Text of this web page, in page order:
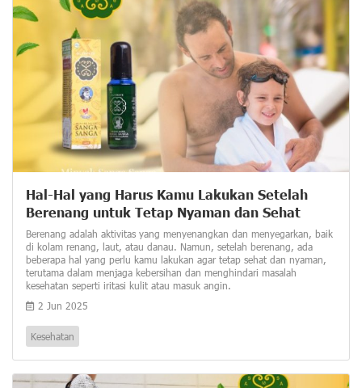
Hal-Hal yang Harus Kamu Lakukan Setelah
Berenang untuk Tetap Nyaman dan Sehat
Berenang adalah aktivitas yang menyenangkan dan menyegarkan, baik
di kolam renang, laut, atau danau. Namun, setelah berenang, ada
beberapa hal yang perlu kamu lakukan agar tetap sehat dan nyaman,
terutama dalam menjaga kebersihan dan menghindari masalah
kesehatan seperti iritasi kulit atau masuk angin.
2 Jun 2025
Kesehatan